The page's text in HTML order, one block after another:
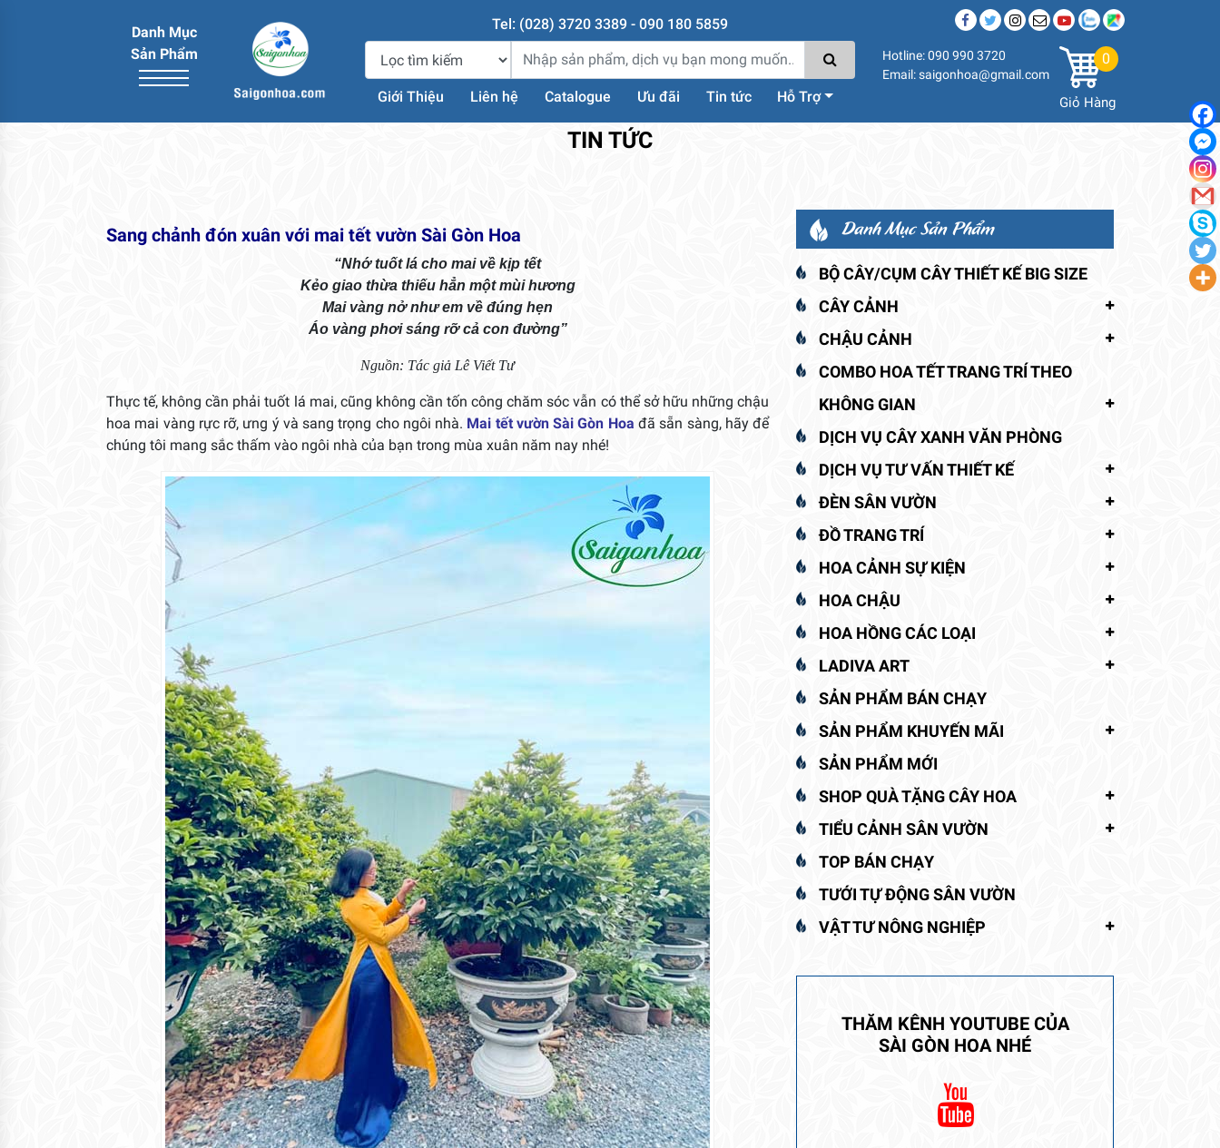
Danh Mục
Sản Phẩm
Tel: (028) 3720 3389 - 090 180 5859
Giới Thiệu Liên hệ Catalogue Ưu đãi Tin tức Hỗ Trợ
Hotline: 090 990 3720
Email: saigonhoa@gmail.com
0
Giỏ Hàng
TIN TỨC
Sang chảnh đón xuân với mai tết vườn Sài Gòn Hoa
“Nhớ tuốt lá cho mai về kịp tết
Kẻo giao thừa thiếu hẳn một mùi hương
Mai vàng nở như em về đúng hẹn
Áo vàng phơi sáng rỡ cả con đường”
Nguồn: Tác giả Lê Viết Tư
Thực tế, không cần phải tuốt lá mai, cũng không cần tốn công chăm sóc vẫn có thể sở hữu những chậu
hoa mai vàng rực rỡ, ưng ý và sang trọng cho ngôi nhà. Mai tết vườn Sài Gòn Hoa đã sẵn sàng, hãy để
chúng tôi mang sắc thấm vào ngôi nhà của bạn trong mùa xuân năm nay nhé!
Danh Mục Sản Phẩm
BỘ CÂY/CỤM CÂY THIẾT KẾ BIG SIZE
CÂY CẢNH
CHẬU CẢNH
COMBO HOA TẾT TRANG TRÍ THEO
KHÔNG GIAN
DỊCH VỤ CÂY XANH VĂN PHÒNG
DỊCH VỤ TƯ VẤN THIẾT KẾ
ĐÈN SÂN VƯỜN
ĐỒ TRANG TRÍ
HOA CẢNH SỰ KIỆN
HOA CHẬU
HOA HỒNG CÁC LOẠI
LADIVA ART
SẢN PHẨM BÁN CHẠY
SẢN PHẨM KHUYẾN MÃI
SẢN PHẨM MỚI
SHOP QUÀ TẶNG CÂY HOA
TIỂU CẢNH SÂN VƯỜN
TOP BÁN CHẠY
TƯỚI TỰ ĐỘNG SÂN VƯỜN
VẬT TƯ NÔNG NGHIỆP
THĂM KÊNH YOUTUBE CỦA
SÀI GÒN HOA NHÉ